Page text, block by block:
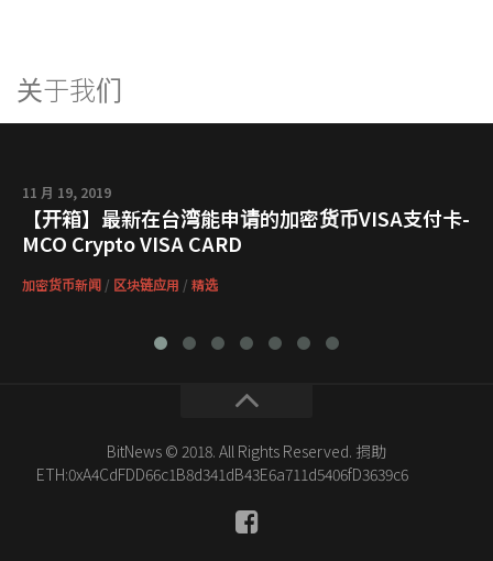
关于我们
11 月 19, 2019
【开箱】最新在台湾能申请的加密货币VISA支付卡-
MCO Crypto VISA CARD
加密货币新闻 / 区块链应用 / 精选
BitNews © 2018. All Rights Reserved. 捐助
ETH:0xA4CdFDD66c1B8d341dB43E6a711d5406fD3639c6